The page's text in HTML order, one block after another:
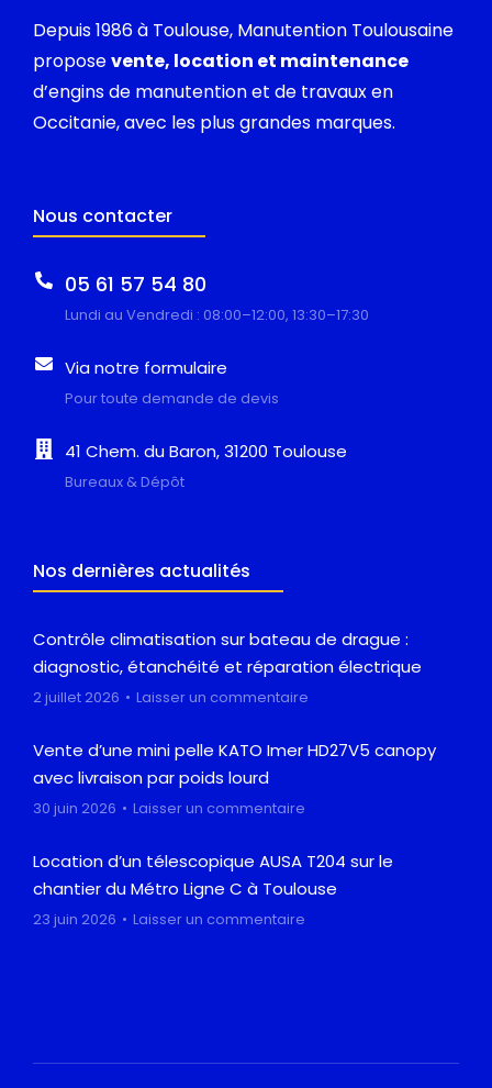
Depuis 1986 à Toulouse, Manutention Toulousaine
proposevente, location et maintenance
d’engins de manutention et de travaux en
Occitanie, avec les plus grandes marques.
Nous contacter
05 61 57 54 80
Lundi au Vendredi : 08:00–12:00, 13:30–17:30
Via notre formulaire
Pour toute demande de devis
41 Chem. du Baron, 31200 Toulouse
Bureaux & Dépôt
Nos dernières actualités
Contrôle climatisation sur bateau de drague :
diagnostic, étanchéité et réparation électrique
2 juillet 2026 Laisser un commentaire
Vente d’une mini pelle KATO Imer HD27V5 canopy
avec livraison par poids lourd
30 juin 2026 Laisser un commentaire
Location d’un télescopique AUSA T204 sur le
chantier du Métro Ligne C à Toulouse
23 juin 2026 Laisser un commentaire